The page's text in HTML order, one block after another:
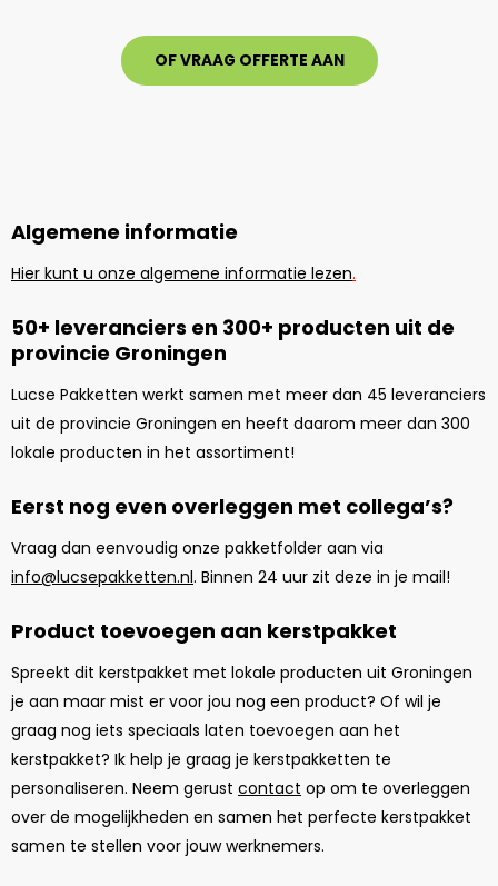
OF VRAAG OFFERTE AAN
Algemene informatie
Hier kunt u onze algemene informatie lezen.
50+ leveranciers en 300+ producten uit de
provincie Groningen
Lucse Pakketten werkt samen met meer dan 45 leveranciers
uit de provincie Groningen en heeft daarom meer dan 300
lokale producten in het assortiment!
Eerst nog even overleggen met collega’s?
Vraag dan eenvoudig onze pakketfolder aan via
info@lucsepakketten.nl. Binnen 24 uur zit deze in je mail!
Product toevoegen aan kerstpakket
Spreekt dit kerstpakket met lokale producten uit Groningen
je aan maar mist er voor jou nog een product? Of wil je
graag nog iets speciaals laten toevoegen aan het
kerstpakket? Ik help je graag je kerstpakketten te
personaliseren. Neem gerust contact op om te overleggen
over de mogelijkheden en samen het perfecte kerstpakket
samen te stellen voor jouw werknemers.